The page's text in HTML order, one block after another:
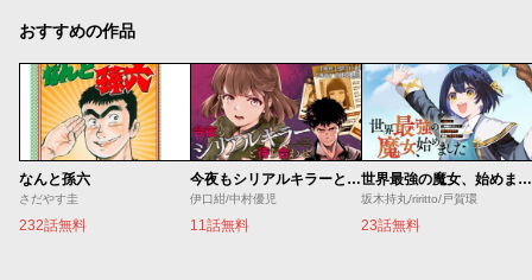
おすすめの作品
なんと孫六
さだやす圭
232話無料
今夜もシリアルキラーと待ち合わせ
伊口紺/中村優児
11話無料
世界最強の魔女、始めました ～私だけ『攻略サイト』を見れる世界で自由に生きます～
坂木持丸/riritto/戸賀環
23話無料